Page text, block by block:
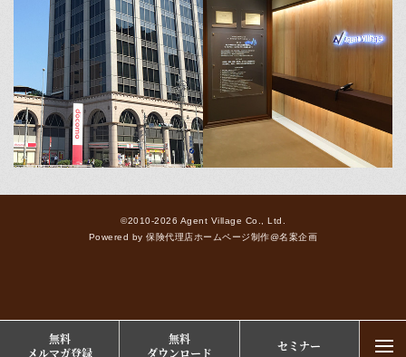
©2010-2026 Agent Village Co., Ltd.
Powered by保険代理店ホームページ制作@名案企画
無料
メルマガ登録
無料
ダウンロード
セミナー